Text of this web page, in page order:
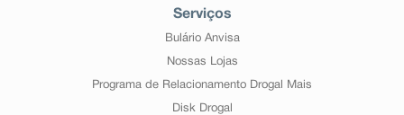
Serviços
Bulário Anvisa
Nossas Lojas
Programa de Relacionamento Drogal Mais
Disk Drogal